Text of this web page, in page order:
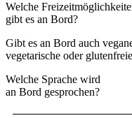
Welche
gibt es an Bord?
Gibt es an Bord auch
vegetarische oder
Welche Sprache wird
an Bord gesprochen?